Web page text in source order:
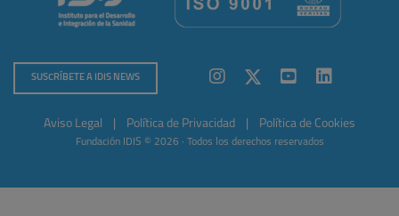
SUSCRÍBETE A IDIS NEWS
Aviso Legal Política de Privacidad Política de Cookies
Fundación IDIS © 2026 · Todos los derechos reservados